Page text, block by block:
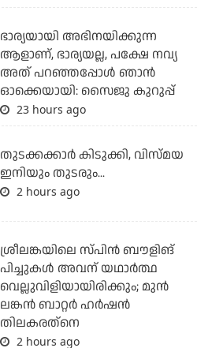
ഭാര്യയായി അഭിനയിക്കുന്ന
ആളാണ്, ഭാര്യയല്ല, പക്ഷേ നവ്യ
അത് പറഞ്ഞപ്പോള്‍ ഞാന്‍
ഓക്കെയായി: സൈജു കുറുപ്പ്
23 hours ago
തുടക്കക്കാര്‍ കിടുക്കി, വിസ്മയ
ഇനിയും തുടരും...
2 hours ago
ശ്രീലങ്കയിലെ സ്പിന്‍ ബൗളിങ്
പിച്ചുകള്‍ അവന് യഥാര്‍ത്ഥ
വെല്ലുവിളിയായിരിക്കും; മുന്‍
ലങ്കന്‍ ബാറ്റര്‍ ഹര്‍ഷന്‍
തിലകരത്‌നെ
2 hours ago